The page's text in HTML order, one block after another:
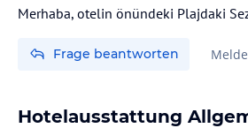
Merhaba, otelin önündeki Plajdaki
Frage beantworten
Hotelausstattung